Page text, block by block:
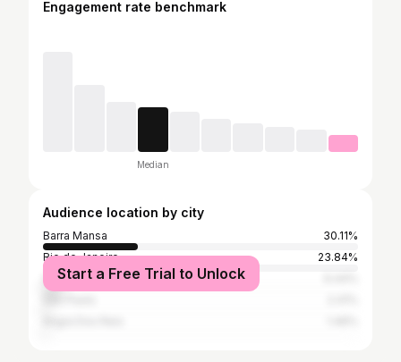
Engagement rate benchmark
Median
Audience location by city
Barra Mansa
30.11%
Rio de Janeiro
23.84%
Volta Redonda
Start a Free Trial to Unlock